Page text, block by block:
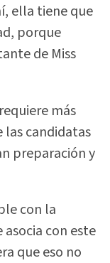
ella tiene que
porque
de Miss
más
las candidatas
preparación y
con la
con este
que eso no